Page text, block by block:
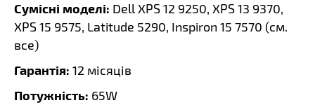
Сумісні моделі: Dell XPS 12 9250, XPS 13 9370,
XPS 15 9575, Latitude 5290, Inspiron 15 7570 (см.
все)
Гарантія: 12 місяців
Потужність: 65W